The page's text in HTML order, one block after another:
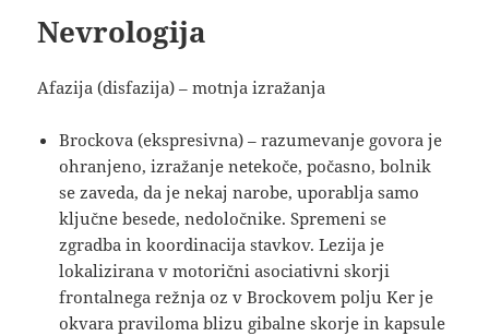
Nevrologija
Afazija (disfazija) – motnja izražanja
Brockova (ekspresivna) – razumevanje govora je
ohranjeno, izražanje netekoče, počasno, bolnik
se zaveda, da je nekaj narobe, uporablja samo
ključne besede, nedoločnike. Spremeni se
zgradba in koordinacija stavkov. Lezija je
lokalizirana v motorični asociativni skorji
frontalnega režnja oz v Brockovem polju Ker je
okvara praviloma blizu gibalne skorje in kapsule